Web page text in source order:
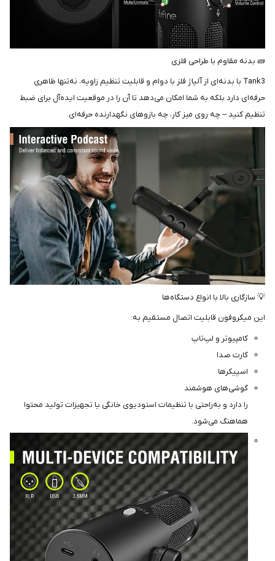
🧱 بدنه مقاوم با طراحی فلزی
Tank3 با بدنه‌ای از آلیاژ فلز با دوام و قابلیت تنظیم زاویه، نه‌تنها ظاهری
حرفه‌ای دارد بلکه به شما امکان می‌دهد تا آن را در موقعیت ایده‌آل برای ضبط
تنظیم کنید – چه روی میز کار، چه بازوهای نگهدارنده حرفه‌ای.
💡 سازگاری بالا با انواع دستگاه‌ها
این میکروفون قابلیت اتصال مستقیم به:
کامپیوتر و لپ‌تاپ
کارت صدا
اسپیکرها
گوشی‌های هوشمند
را دارد و به‌راحتی با تنظیمات استودیوی خانگی یا تجهیزات تولید محتوا
هماهنگ می‌شود.